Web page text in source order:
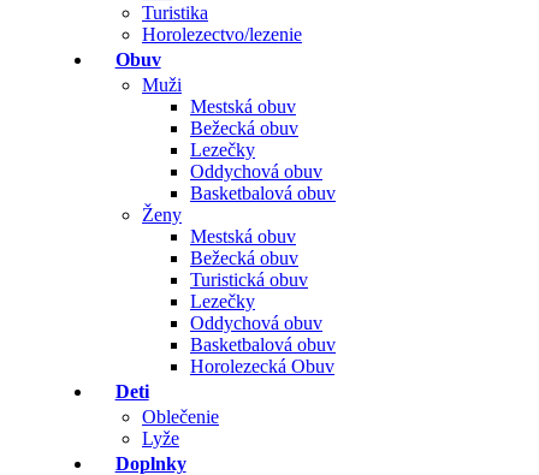
Turistika
Horolezectvo/lezenie
Obuv
Muži
Mestská obuv
Bežecká obuv
Lezečky
Oddychová obuv
Basketbalová obuv
Ženy
Mestská obuv
Bežecká obuv
Turistická obuv
Lezečky
Oddychová obuv
Basketbalová obuv
Horolezecká Obuv
Deti
Oblečenie
Lyže
Doplnky